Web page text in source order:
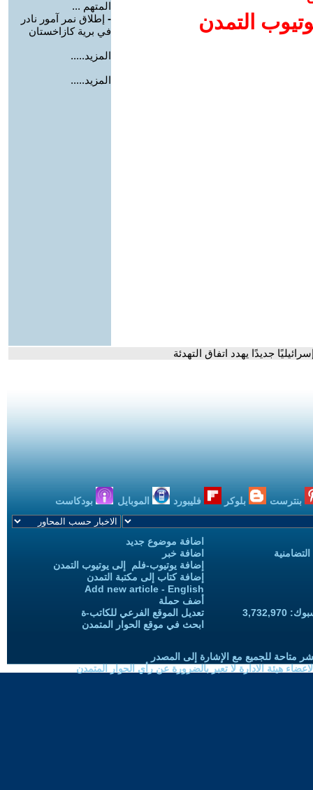
التمدن
المتهم ...
- إطلاق نمر آمور نادر
في برية كازاخستان
المزيد.....
المزيد.....
جديدًا يهدد اتفاق التهدئة
بنترست بلوكر فليبورد الموبايل بودكاست
اضافة موضوع جديد
اضافة خبر
إضافة يوتيوب-فلم إلى يوتيوب التمدن
إضافة كتاب إلى مكتبة التمدن
Add new article - English
أضف حملة
تعديل الموقع الفرعي للكاتب-ة
ابحث في موقع الحوار المتمدن
متاحة للجميع مع الإشارة إلى المصدر
هيئة الادارة لا تعبر بالضرورة عن رأي الحوار المتمدن